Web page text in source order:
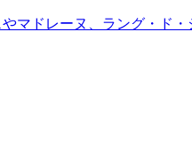
マドレーヌ、ラング・ド